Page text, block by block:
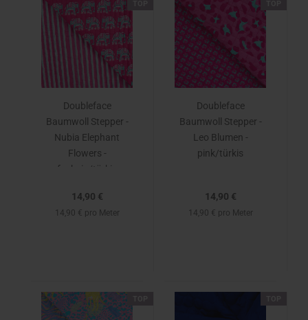
Doubleface
Baumwoll Stepper -
Nubia Elephant
Flowers -
fuchsia/türkis
14,90 €
14,90 € pro Meter
Doubleface
Baumwoll Stepper -
Leo Blumen -
pink/türkis
14,90 €
14,90 € pro Meter